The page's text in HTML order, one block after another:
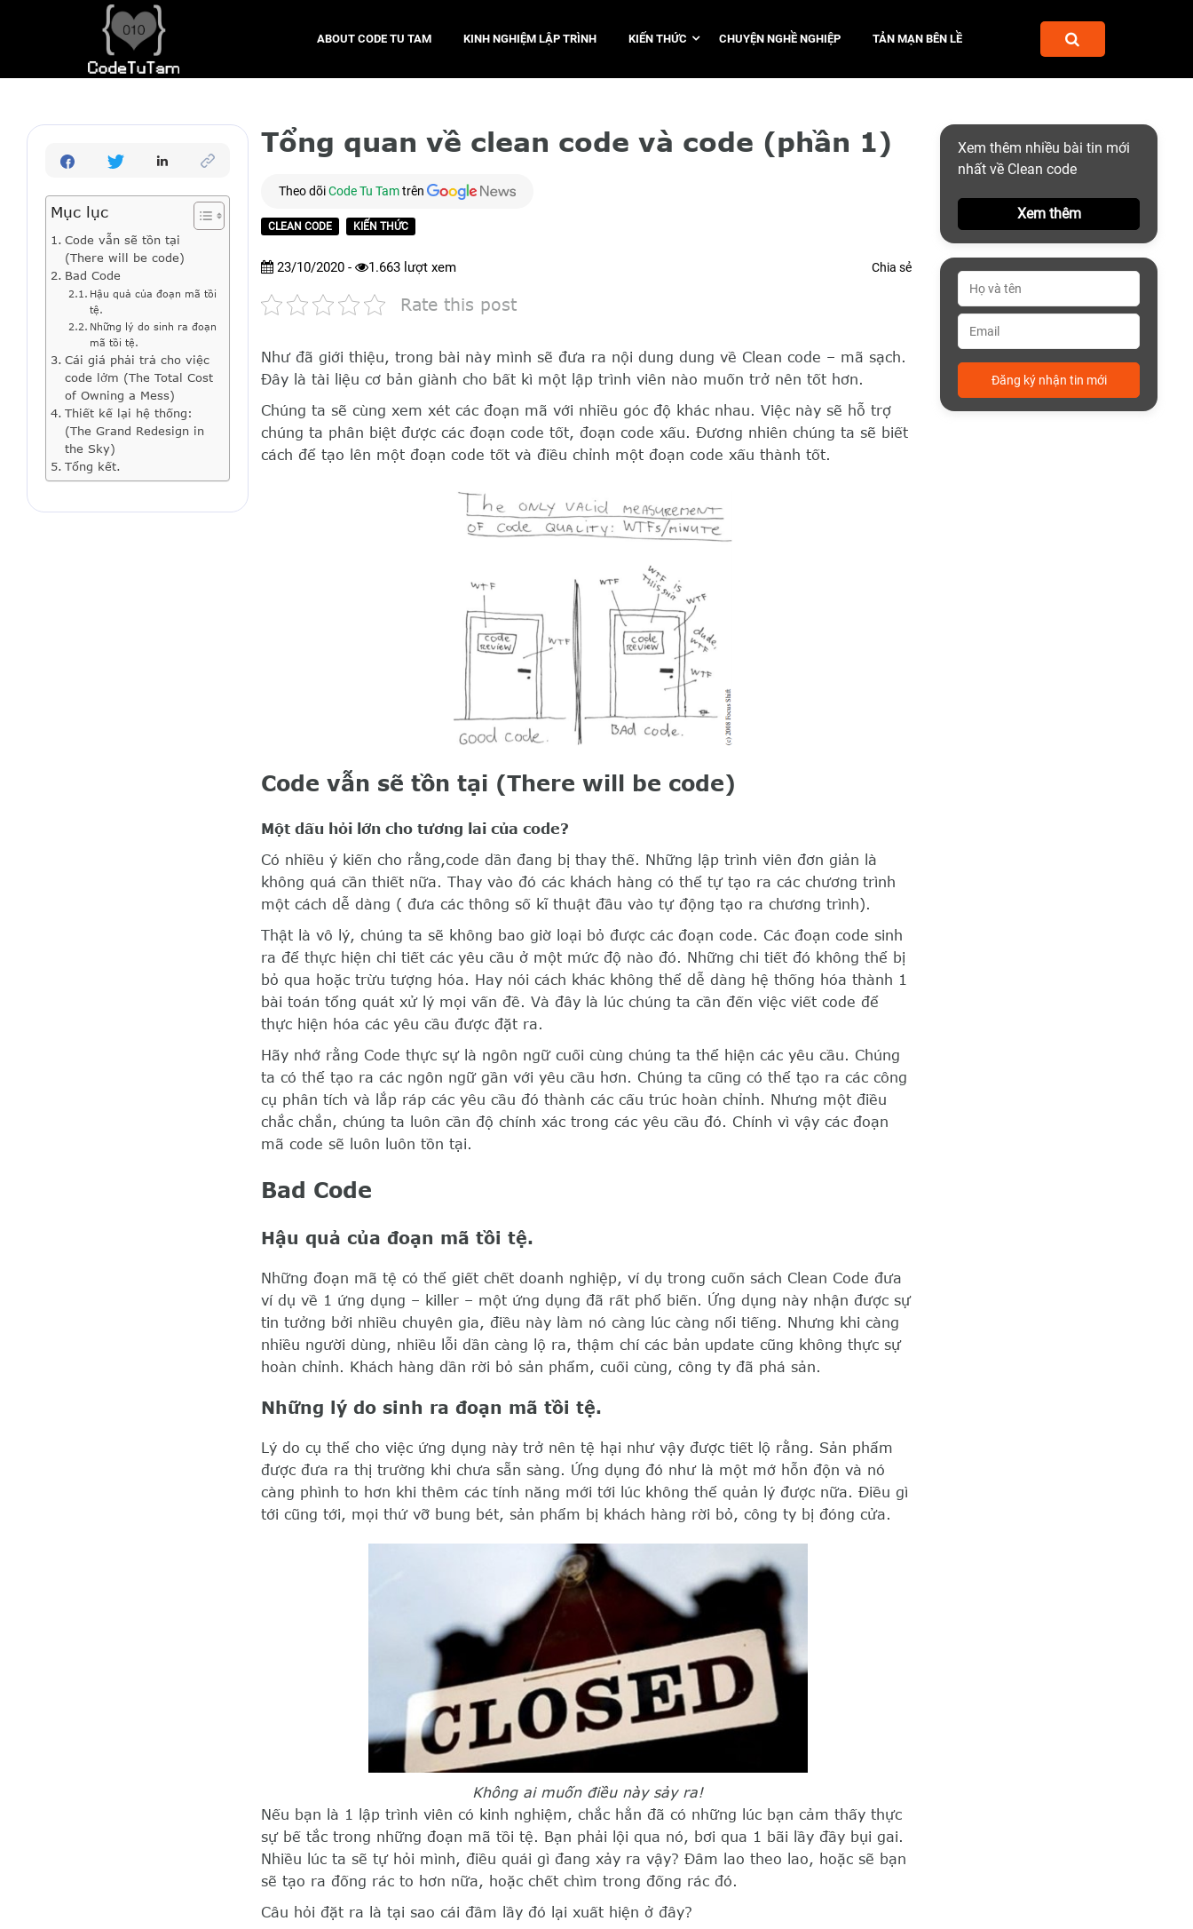
ABOUT CODE TU TAM KINH NGHIỆM LẬP TRÌNH KIẾN THỨC CHUYỆN NGHỀ NGHIỆP TẢN MẠN BÊN LỀ
Tổng quan về clean code và code (phần 1)
Theo dõiCode Tu Tamtrên
CLEAN CODE KIẾN THỨC
23/10/2020 - 1.663 lượt xem Chia sẻ
Rate this post
Như đã giới thiệu, trong bài này mình sẽ đưa ra nội dung dung về Clean code – mã sạch.
Đây là tài liệu cơ bản giành cho bất kì một lập trình viên nào muốn trở nên tốt hơn.
Chúng ta sẽ cùng xem xét các đoạn mã với nhiều góc độ khác nhau. Việc này sẽ hỗ trợ
chúng ta phân biệt được các đoạn code tốt, đoạn code xấu. Đương nhiên chúng ta sẽ biết
cách để tạo lên một đoạn code tốt và điều chỉnh một đoạn code xấu thành tốt.
Code vẫn sẽ tồn tại (There will be code)
Một dấu hỏi lớn cho tương lai của code?
Có nhiều ý kiến cho rằng,code dần đang bị thay thế. Những lập trình viên đơn giản là
không quá cần thiết nữa. Thay vào đó các khách hàng có thể tự tạo ra các chương trình
một cách dễ dàng ( đưa các thông số kĩ thuật đầu vào tự động tạo ra chương trình).
Thật là vô lý, chúng ta sẽ không bao giờ loại bỏ được các đoạn code. Các đoạn code sinh
ra để thực hiện chi tiết các yêu cầu ở một mức độ nào đó. Những chi tiết đó không thể bị
bỏ qua hoặc trừu tượng hóa. Hay nói cách khác không thể dễ dàng hệ thống hóa thành 1
bài toán tổng quát xử lý mọi vấn đề. Và đây là lúc chúng ta cần đến việc viết code để
thực hiện hóa các yêu cầu được đặt ra.
Hãy nhớ rằng Code thực sự là ngôn ngữ cuối cùng chúng ta thể hiện các yêu cầu. Chúng
ta có thể tạo ra các ngôn ngữ gần với yêu cầu hơn. Chúng ta cũng có thể tạo ra các công
cụ phân tích và lắp ráp các yêu cầu đó thành các cấu trúc hoàn chỉnh. Nhưng một điều
chắc chắn, chúng ta luôn cần độ chính xác trong các yêu cầu đó. Chính vì vậy các đoạn
mã code sẽ luôn luôn tồn tại.
Bad Code
Hậu quả của đoạn mã tồi tệ.
Những đoạn mã tệ có thể giết chết doanh nghiệp, ví dụ trong cuốn sách Clean Code đưa
ví dụ về 1 ứng dụng – killer – một ứng dụng đã rất phổ biến. Ứng dụng này nhận được sự
tin tưởng bởi nhiều chuyên gia, điều này làm nó càng lúc càng nổi tiếng. Nhưng khi càng
nhiều người dùng, nhiều lỗi dần càng lộ ra, thậm chí các bản update cũng không thực sự
hoàn chỉnh. Khách hàng dần rời bỏ sản phẩm, cuối cùng, công ty đã phá sản.
Những lý do sinh ra đoạn mã tồi tệ.
Lý do cụ thể cho việc ứng dụng này trở nên tệ hại như vậy được tiết lộ rằng. Sản phẩm
được đưa ra thị trường khi chưa sẵn sàng. Ứng dụng đó như là một mớ hỗn độn và nó
càng phình to hơn khi thêm các tính năng mới tới lúc không thể quản lý được nữa. Điều gì
tới cũng tới, mọi thứ vỡ bung bét, sản phẩm bị khách hàng rời bỏ, công ty bị đóng cửa.
Không ai muốn điều này sảy ra!
Nếu bạn là 1 lập trình viên có kinh nghiệm, chắc hẳn đã có những lúc bạn cảm thấy thực
sự bế tắc trong những đoạn mã tồi tệ. Bạn phải lội qua nó, bơi qua 1 bãi lầy đầy bụi gai.
Nhiều lúc ta sẽ tự hỏi mình, điều quái gì đang xảy ra vậy? Đâm lao theo lao, hoặc sẽ bạn
sẽ tạo ra đống rác to hơn nữa, hoặc chết chìm trong đống rác đó.
Câu hỏi đặt ra là tại sao cái đầm lầy đó lại xuất hiện ở đây?
Mục lục
Code vẫn sẽ tồn tại
(There will be code)
Bad Code
Hậu quả của đoạn mã tồi
tệ.
Những lý do sinh ra đoạn
mã tồi tệ.
Cái giá phải trả cho việc
code lởm (The Total Cost
of Owning a Mess)
Thiết kế lại hệ thống:
(The Grand Redesign in
the Sky)
Tổng kết.
Xem thêm nhiều bài tin mới
nhất về Clean code
Xem thêm